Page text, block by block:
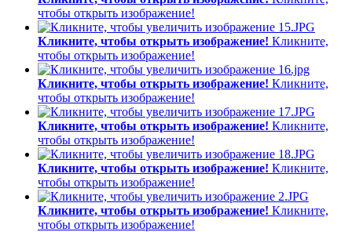
чтобы открыть изображение!
Кликните, чтобы открыть изображение! Кликните,
чтобы открыть изображение!
Кликните, чтобы открыть изображение! Кликните,
чтобы открыть изображение!
Кликните, чтобы открыть изображение! Кликните,
чтобы открыть изображение!
Кликните, чтобы открыть изображение! Кликните,
чтобы открыть изображение!
Кликните, чтобы открыть изображение! Кликните,
чтобы открыть изображение!